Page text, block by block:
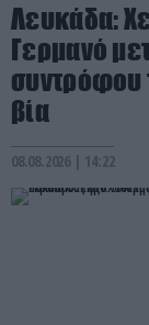
Λευκάδα:
Γερμανό
συντρόφου
βία
08.08.2026 | 14:22